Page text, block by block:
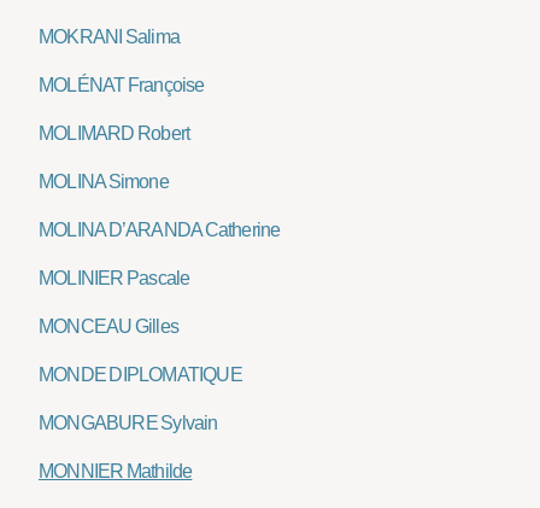
MOKRANI Salima
MOLÉNAT Françoise
MOLIMARD Robert
MOLINA Simone
MOLINA D’ARANDA Catherine
MOLINIER Pascale
MONCEAU Gilles
MONDE DIPLOMATIQUE
MONGABURE Sylvain
MONNIER Mathilde